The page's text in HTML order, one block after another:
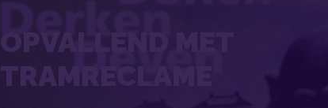
OPVALLEND MET
TRAMRECLAME